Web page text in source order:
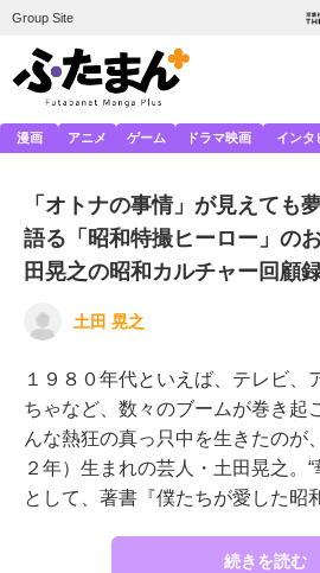
Group Site
漫画 アニメ ゲーム ドラマ映画 インタ
「オトナの事情」が見えても
語る「昭和特撮ヒーロー」の
田晃之の昭和カルチャー回顧録
土田 晃之
１９８０年代といえば、テレビ、
ちゃなど、数々のブームが巻き起
んな熱狂の真っ只中を生きたのが
２年）生まれの芸人・土田晃之。“
として、著書『僕たちが愛した昭
続きを読む